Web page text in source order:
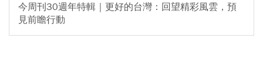
今周刊30週年特輯｜更好的台灣：回望精彩風雲，預
見前瞻行動